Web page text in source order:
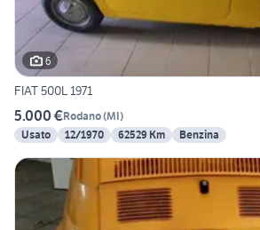
6
FIAT 500L 1971
5.000 €Rodano(MI)
Usato
12/1970 62529 Km Benzina